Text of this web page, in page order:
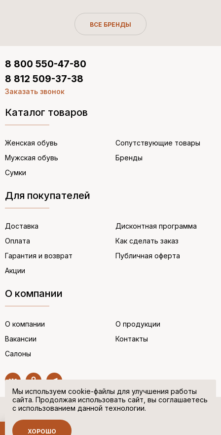
ВСЕ БРЕНДЫ
Каталог товаров
Женская обувь
Мужская обувь
Сумки
Сопутствующие товары
Бренды
Для покупателей
Доставка
Оплата
Гарантия и возврат
Акции
Дисконтная программа
Как сделать заказ
Публичная оферта
О компании
О компании
Вакансии
Салоны
О продукции
Контакты
8 800 550-47-80
8 812 509-37-38
Заказать звонок
© “НЕМЕЦКАЯ ОБУВЬ” 2017. Все права защищены.
Политика в отношении персональных данных
Мы используем cookie-файлы для улучшения работы
сайта. Продолжая использовать сайт, вы соглашаетесь
с использованием данной технологии.
ХОРОШО